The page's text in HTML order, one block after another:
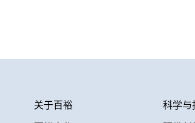
关于百裕
科学与